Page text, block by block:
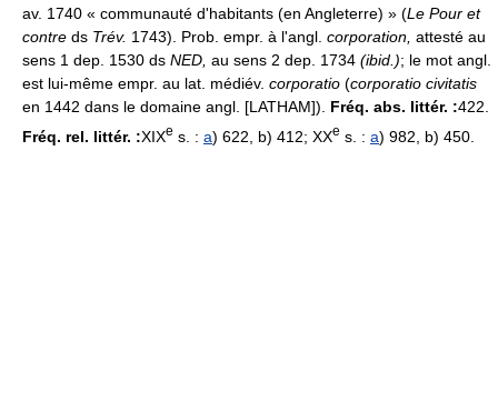
av. 1740 « communauté d'habitants (en Angleterre) » (Le Pour et
contre ds Trév. 1743). Prob. empr. à l'angl. corporation, attesté au
sens 1 dep. 1530 ds NED, au sens 2 dep. 1734 (ibid.); le mot angl.
est lui-même empr. au lat. médiév. corporatio (corporatio civitatis
en 1442 dans le domaine angl. [LATHAM]). Fréq. abs. littér. :422.
Fréq. rel. littér. :XIXe s. : a) 622, b) 412; XXe s. : a) 982, b) 450.